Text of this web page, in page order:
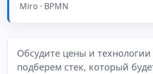
Miro · BPMN
Обсудите цены и технологии
подберем стек, который